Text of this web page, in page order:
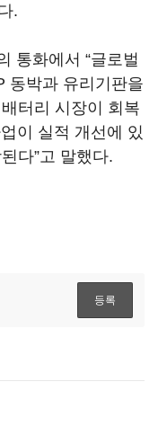
.
통화에서 “글로벌
동박과 유리기판을
터리 시장이 회복
이 실적 개선에 있
다”고 말했다.